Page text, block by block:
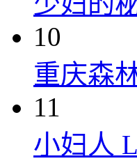
10
重庆森
11
小妇人